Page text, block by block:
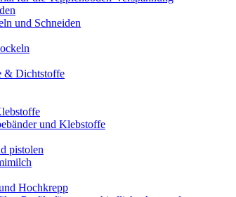
und Schneiden
& Dichtstoffe
und Klebstoffe
pistolen
Hochkrepp